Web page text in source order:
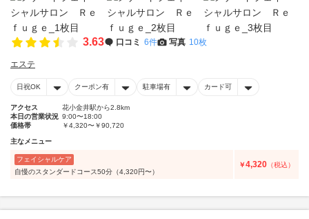
3.63 口コミ 6件 写真 10枚
エステ
日祝OK クーポン有 駐車場有 カード可
アクセス
花小金井駅から2.8km
本日の営業状況 9:00〜18:00
価格帯
￥4,320〜￥90,720
主なメニュー
フェイシャルケア
自慢のスタンダードコース50分（4,320円〜）
￥4,320 （税込）